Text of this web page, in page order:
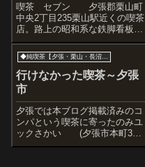
喫茶 セブン 夕張郡栗山町
中央2丁目235栗山駅近くの喫茶
店。路上の昭和系な鉄脚看板が
目に止まる。昭和38年からやっ
てる喫茶セブンだ。店名が黒い
ビニールテープで貼られている
(こういうの嫌いじゃない)。さて
腹も減ってるしということで、
店はど...
◆純喫茶【夕張・栗山・長沼方面】
行けなかった喫茶～夕張
市
夕張では本ブログ掲載済みのコ
ンパという喫茶に寄ったのみユ
ックさかい (夕張市本町3丁
目309)店内は手前がおもちゃ屋